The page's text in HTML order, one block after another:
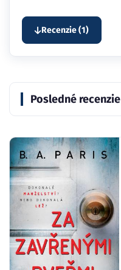
Recenzie (1)
Posledné recenzie